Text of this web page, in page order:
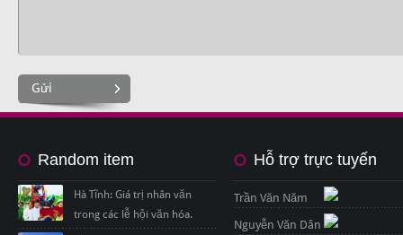
Gửi
Random item
Hà Tĩnh: Giá trị nhân văn
trong các lễ hội văn hóa.
Hỗ trợ trực tuyến
Trần Văn Năm
Nguyễn Văn Dân